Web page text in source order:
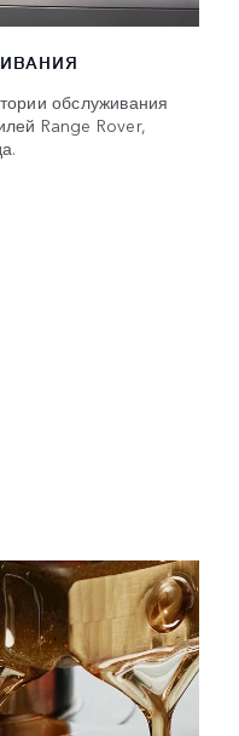
обслуживания
Range Rover,